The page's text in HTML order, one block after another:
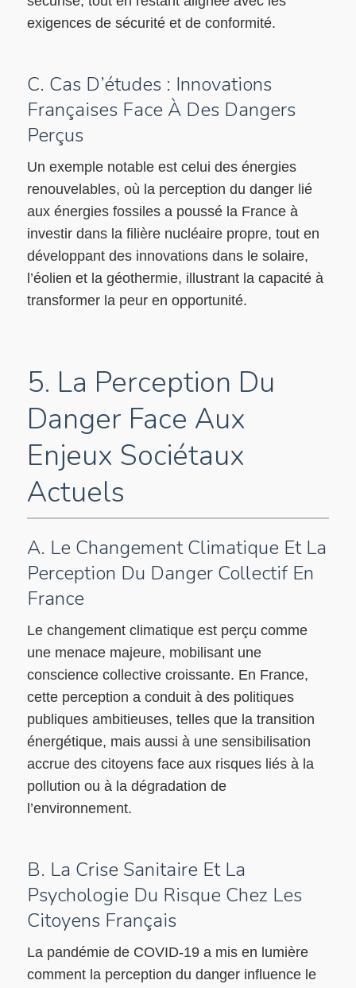
exigences de sécurité et de conformité.
C. Cas D’études : Innovations
Françaises Face À Des Dangers
Perçus
Un exemple notable est celui des énergies
renouvelables, où la perception du danger lié
aux énergies fossiles a poussé la France à
investir dans la filière nucléaire propre, tout en
développant des innovations dans le solaire,
l’éolien et la géothermie, illustrant la capacité à
transformer la peur en opportunité.
5. La Perception Du
Danger Face Aux
Enjeux Sociétaux
Actuels
A. Le Changement Climatique Et La
Perception Du Danger Collectif En
France
Le changement climatique est perçu comme
une menace majeure, mobilisant une
conscience collective croissante. En France,
cette perception a conduit à des politiques
publiques ambitieuses, telles que la transition
énergétique, mais aussi à une sensibilisation
accrue des citoyens face aux risques liés à la
pollution ou à la dégradation de
l’environnement.
B. La Crise Sanitaire Et La
Psychologie Du Risque Chez Les
Citoyens Français
La pandémie de COVID-19 a mis en lumière
comment la perception du danger influence le